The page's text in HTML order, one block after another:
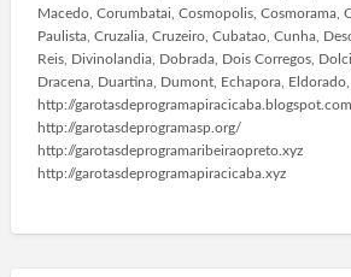
Macedo, Corumbatai, Cosmopolis, Cosmorama,
Paulista, Cruzalia, Cruzeiro, Cubatao, Cunha,
Reis, Divinolandia, Dobrada, Dois Corregos,
Dracena, Duartina, Dumont, Echapora, Eldorado,
http://
http://garotasdeprogramasp.org/
http://garotasdeprogramaribeiraopreto.xyz
http://garotasdeprogramapiracicaba.xyz